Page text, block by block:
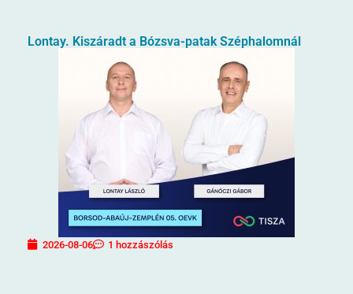
Lontay. Kiszáradt a Bózsva-patak Széphalomnál
2026-08-06 1 hozzászólás